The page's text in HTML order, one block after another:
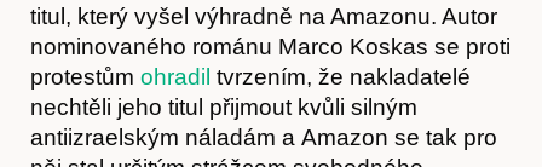
titul, který vyšel výhradně na Amazonu. Autor
nominovaného románu Marco Koskas se proti
protestům ohradil tvrzením, že nakladatelé
nechtěli jeho titul přijmout kvůli silným
antiizraelským náladám a Amazon se tak pro